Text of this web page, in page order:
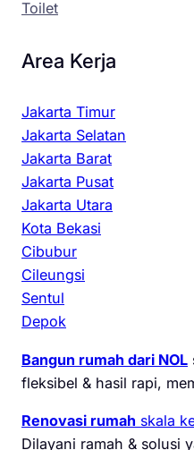
Toilet
Area Kerja
Jakarta Timur
Jakarta Selatan
Jakarta Barat
Jakarta Pusat
Jakarta Utara
Kota Bekasi
Cibubur
Cileungsi
Sentul
Depok
Bangun rumah dari NOL
fleksibel & hasil rapi,
Renovasi rumah skala
Dilayani ramah & solusi